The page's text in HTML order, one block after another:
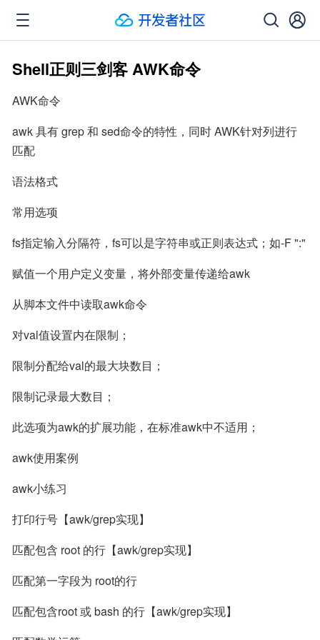
Shell正则三剑客 AWK命令
AWK命令
awk 具有 grep 和 sed命令的特性，同时 AWK针对列进行
匹配
语法格式
常用选项
fs指定输入分隔符，fs可以是字符串或正则表达式；如-F ":"
赋值一个用户定义变量，将外部变量传递给awk
从脚本文件中读取awk命令
对val值设置内在限制；
限制分配给val的最大块数目；
限制记录最大数目；
此选项为awk的扩展功能，在标准awk中不适用；
awk使用案例
awk小练习
打印行号【awk/grep实现】
匹配包含 root 的行【awk/grep实现】
匹配第一字段为 root的行
匹配包含root 或 bash 的行【awk/grep实现】